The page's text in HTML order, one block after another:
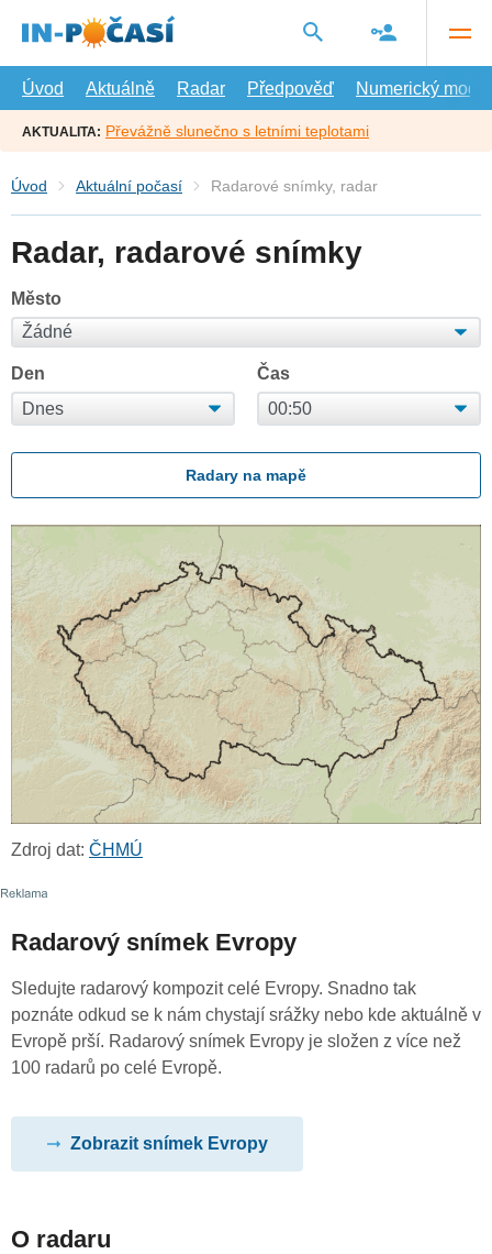
hlavní
Úvod
Aktuálně Radar Předpověď Numerický model
AKTUALITA: Převážně slunečno s letními teplotami
Úvod Aktuální počasí Radarové snímky, radar
Radar, radarové snímky
Město
Den Čas
Radary na mapě
Zdroj dat: ČHMÚ
Radarový snímek Evropy
Sledujte radarový kompozit celé Evropy. Snadno tak
poznáte odkud se k nám chystají srážky nebo kde aktuálně v
Evropě prší. Radarový snímek Evropy je složen z více než
100 radarů po celé Evropě.
Zobrazit snímek Evropy
O radaru